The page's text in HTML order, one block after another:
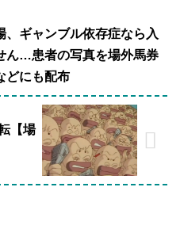
、ギャンブル依存症なら入
ん…患者の写真を場外馬券
どにも配布
【場